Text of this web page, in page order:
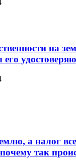
на
а налог
так